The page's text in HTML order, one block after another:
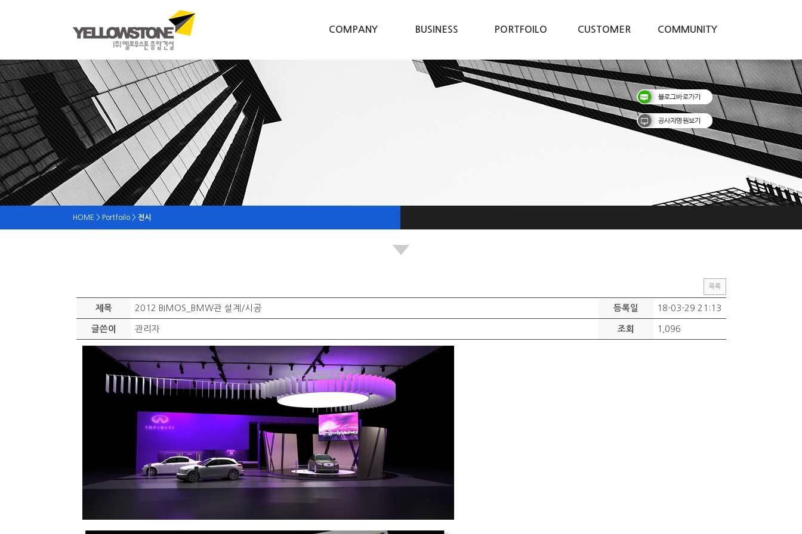
COMPANY BUSINESS PORTFOILO CUSTOMER COMMUNITY
HOME > Portfoilo > 전시
목록
제목 2012 BIMOS_BMW관 설계/시공 등록일 18-03-29 21:13
글쓴이 관리자 조회 1,096